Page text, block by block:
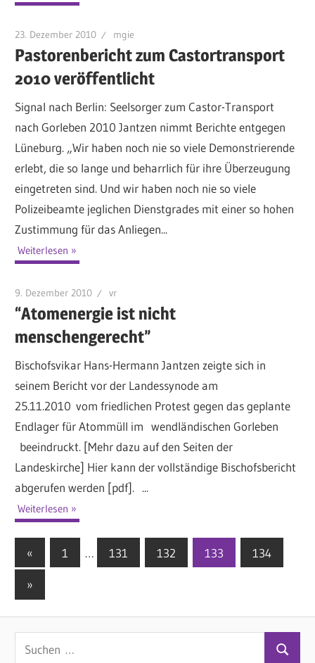
23. Dezember 2010 mgie
Pastorenbericht zum Castortransport
2010 veröffentlicht
Signal nach Berlin: Seelsorger zum Castor-Transport
nach Gorleben 2010 Jantzen nimmt Berichte entgegen
Lüneburg. „Wir haben noch nie so viele Demonstrierende
erlebt, die so lange und beharrlich für ihre Überzeugung
eingetreten sind. Und wir haben noch nie so viele
Polizeibeamte jeglichen Dienstgrades mit einer so hohen
Zustimmung für das Anliegen...
Weiterlesen
9. Dezember 2010 vr
“Atomenergie ist nicht
menschengerecht”
Bischofsvikar Hans-Hermann Jantzen zeigte sich in
seinem Bericht vor der Landessynode am
25.11.2010 vom friedlichen Protest gegen das geplante
Endlager für Atommüll im wendländischen Gorleben
beeindruckt. [Mehr dazu auf den Seiten der
Landeskirche] Hier kann der vollständige Bischofsbericht
abgerufen werden [pdf]. ...
Weiterlesen
Seitennummerierung
der
Beiträge
« Vorherige
Beiträge
1 … 131 132 133 134
Nächste
»